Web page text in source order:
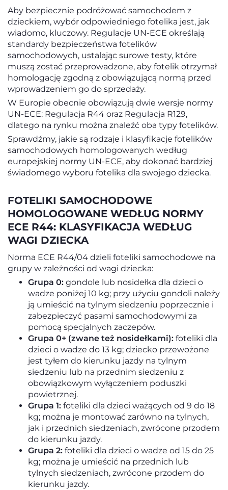
Aby bezpiecznie podróżować samochodem z
dzieckiem, wybór odpowiedniego fotelika jest, jak
wiadomo, kluczowy. Regulacje UN-ECE określają
standardy bezpieczeństwa fotelików
samochodowych, ustalając surowe testy, które
muszą zostać przeprowadzone, aby fotelik otrzymał
homologację zgodną z obowiązującą normą przed
wprowadzeniem go do sprzedaży.
W Europie obecnie obowiązują dwie wersje normy
UN-ECE: Regulacja R44 oraz Regulacja R129,
dlatego na rynku można znaleźć oba typy fotelików.
Sprawdźmy, jakie są rodzaje i klasyfikacje fotelików
samochodowych homologowanych według
europejskiej normy UN-ECE, aby dokonać bardziej
świadomego wyboru fotelika dla swojego dziecka.
FOTELIKI SAMOCHODOWE
HOMOLOGOWANE WEDŁUG NORMY
ECE R44: KLASYFIKACJA WEDŁUG
WAGI DZIECKA
Norma ECE R44/04 dzieli foteliki samochodowe na
grupy w zależności od wagi dziecka:
Grupa 0: gondole lub nosidełka dla dzieci o
wadze poniżej 10 kg; przy użyciu gondoli należy
ją umieścić na tylnym siedzeniu poprzecznie i
zabezpieczyć pasami samochodowymi za
pomocą specjalnych zaczepów.
Grupa 0+ (zwane też nosidełkami): foteliki dla
dzieci o wadze do 13 kg; dziecko przewożone
jest tyłem do kierunku jazdy na tylnym
siedzeniu lub na przednim siedzeniu z
obowiązkowym wyłączeniem poduszki
powietrznej.
Grupa 1: foteliki dla dzieci ważących od 9 do 18
kg; można je montować zarówno na tylnych,
jak i przednich siedzeniach, zwrócone przodem
do kierunku jazdy.
Grupa 2: foteliki dla dzieci o wadze od 15 do 25
kg; można je umieścić na przednich lub
tylnych siedzeniach, zwrócone przodem do
kierunku jazdy.